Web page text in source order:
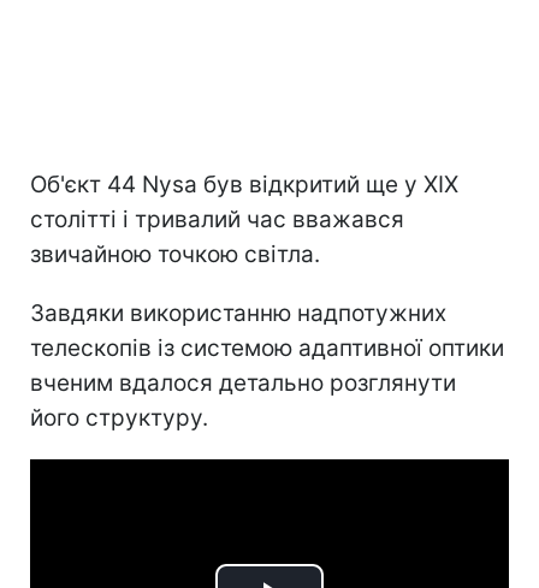
Об'єкт 44 Nysa був відкритий ще у XIX
столітті і тривалий час вважався
звичайною точкою світла.
Завдяки використанню надпотужних
телескопів із системою адаптивної оптики
вченим вдалося детально розглянути
його структуру.